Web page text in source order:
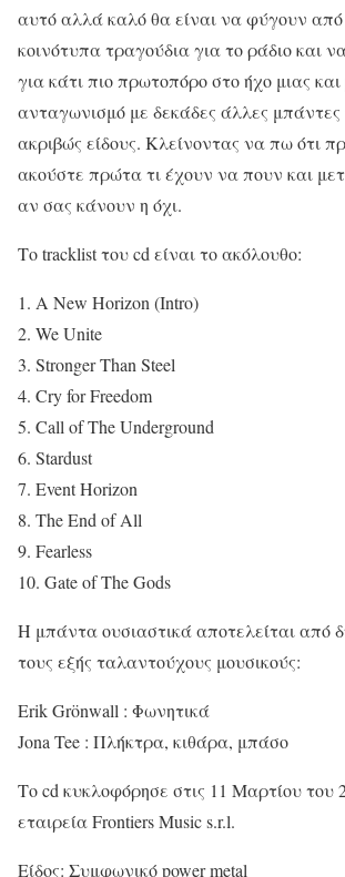
αυτό αλλά καλό θα είναι να φύγουν
κοινότυπα τραγούδια για το ράδιο και
για κάτι πιο πρωτοπόρο στο ήχο μιας και
ανταγωνισμό με δεκάδες άλλες μπάντες
ακριβώς είδους. Κλείνοντας να πω ότι
ακούστε πρώτα τι έχουν να πουν και
αν σας κάνουν η όχι.
Το tracklist του cd είναι το ακόλουθο:
1. A New Horizon (Intro)
2. We Unite
3. Stronger Than Steel
4. Cry for Freedom
5. Call of The Underground
6. Stardust
7. Event Horizon
8. The End of All
9. Fearless
10. Gate of The Gods
Η μπάντα ουσιαστικά αποτελείται από
τους εξής ταλαντούχους μουσικούς:
Erik Grönwall : Φωνητικά
Jona Tee : Πλήκτρα, κιθάρα, μπάσο
Το cd κυκλοφόρησε στις 11 Μαρτίου του
εταιρεία Frontiers Music s.r.l.
Είδος: Συμφωνικό power metal